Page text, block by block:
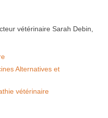
vétérinaire Sarah Debin,
Alternatives et
vétérinaire